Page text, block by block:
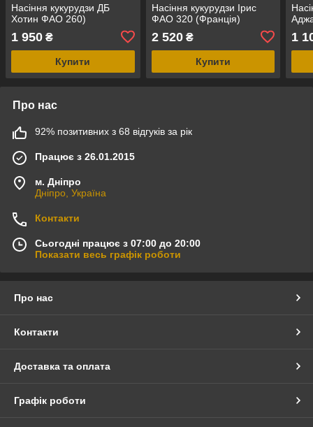
Насіння кукурудзи ДБ
Хотин ФАО 260)
1 950 ₴
Купити
Насіння кукурудзи Ірис
ФАО 320 (Франція)
2 520₴
Купити
1
Про нас
92% позитивних з 68 відгуків за рік
Працює з 26.01.2015
м. Дніпро
Дніпро, Україна
Контакти
Сьогодні працює з 07:00 до 20:00
Показати весь графік роботи
Про нас
Контакти
Доставка та оплата
Графік роботи